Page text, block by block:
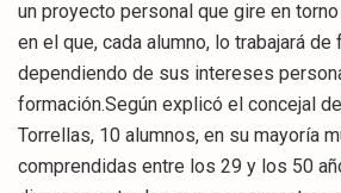
un proyecto personal que gire en
en el que, cada alumno, lo trabajará de
dependiendo de sus intereses
formación.Según explicó el concejal
Torrellas, 10 alumnos, en su mayoría
comprendidas entre los 29 y los 50